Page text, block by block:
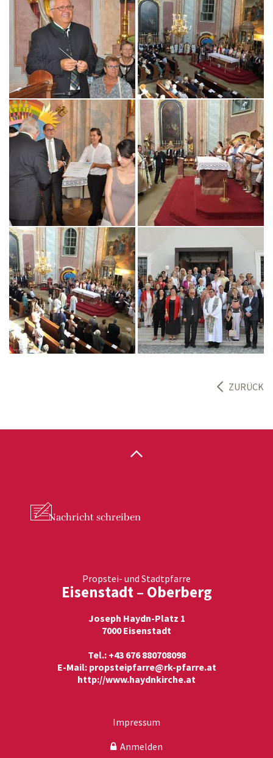
ZURÜCK
Nachricht schreiben
Propstei- und Stadtpfarre
Eisenstadt – Oberberg
Joseph Haydn-Platz 1
7000 Eisenstadt
Tel.: +43 676 880708098
E-Mail: propsteipfarre@rk-pfarre.at
http://www.haydnkirche.at
Impressum
Anmelden